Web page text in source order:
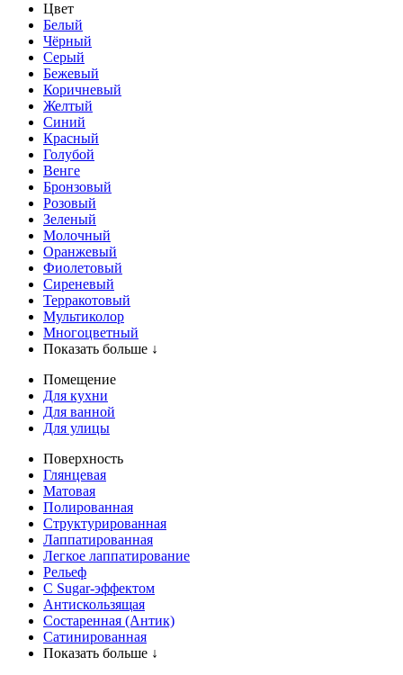
Цвет
Белый
Чёрный
Серый
Бежевый
Коричневый
Желтый
Синий
Красный
Голубой
Венге
Бронзовый
Розовый
Зеленый
Молочный
Оранжевый
Фиолетовый
Сиреневый
Терракотовый
Мультиколор
Многоцветный
Показать больше ↓
Помещение
Для кухни
Для ванной
Для улицы
Поверхность
Глянцевая
Матовая
Полированная
Структурированная
Лаппатированная
Легкое лаппатирование
Рельеф
С Sugar-эффектом
Антискользящая
Состаренная (Антик)
Сатинированная
Показать больше ↓